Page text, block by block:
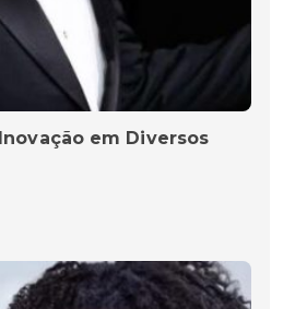
em Diversos